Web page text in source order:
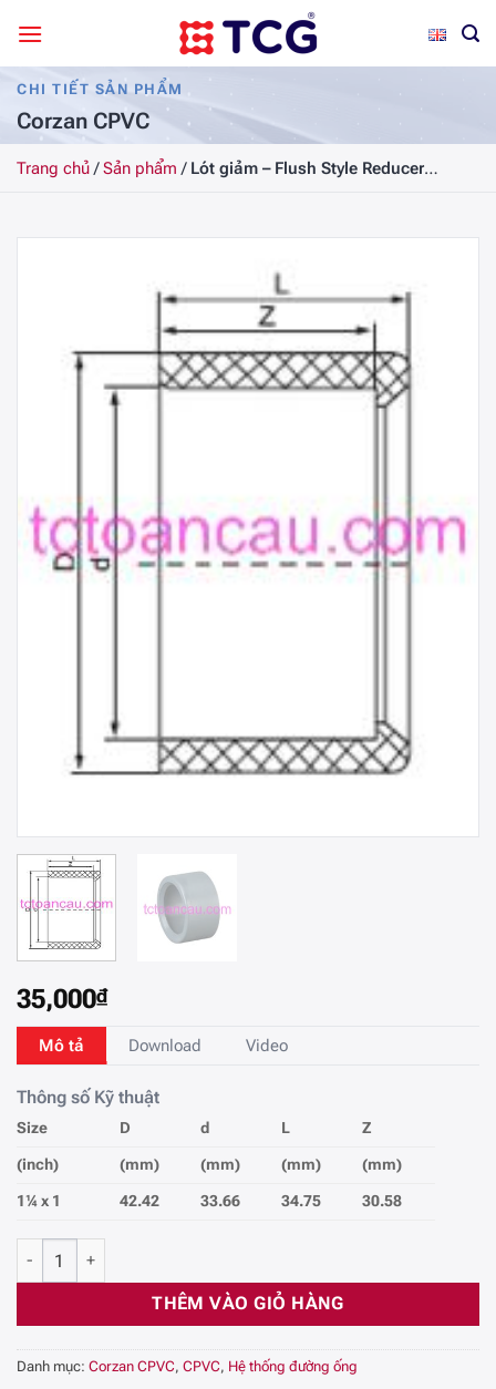
qua
nội
dungCHI TIẾT SẢN PHẨM
Corzan CPVC
Trang chủ/Sản phẩm / Lót giảm – Flush Style Reducer
35,000₫
Mô tả Download Video
Thông số Kỹ thuật
Size D d L
Z
(inch)
(mm) (mm) (mm)
(mm)
1¼ x 1
42.42 33.66 34.75 30.58
Lót giảm - Flush Style Reducer Bushing CPVC Công Nghiệp
THÊM VÀO GIỎ HÀNG
Danh mục: Corzan CPVC, CPVC, Hệ thống đường ống